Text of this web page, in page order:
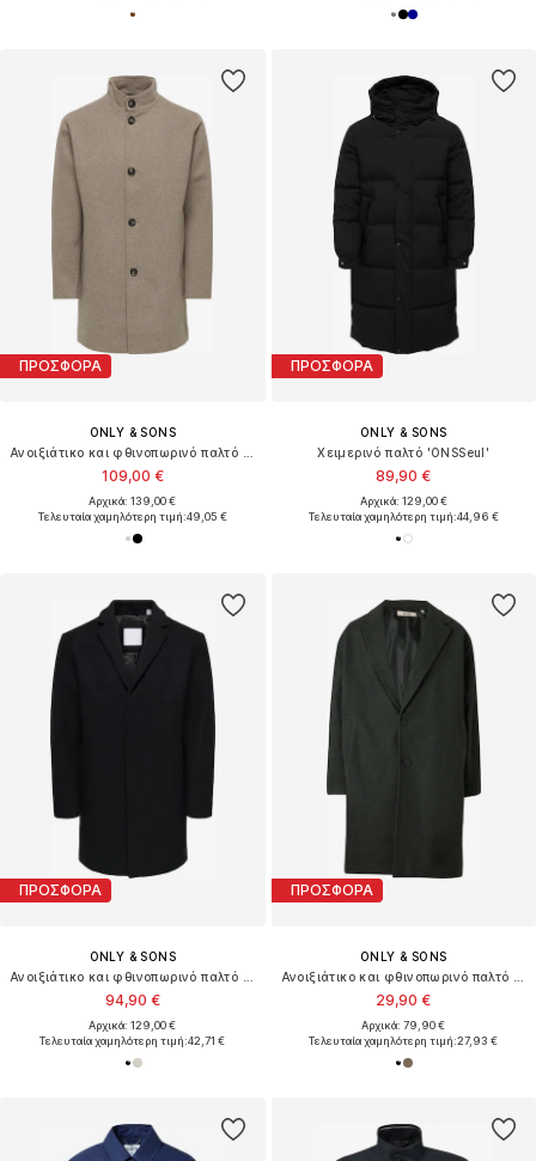
ΠΡΟΣΦΟΡΑ
ONLY & SONS
109,00 €
Αρχικά: 139,00 €
Τελευταία χαμηλότερη τιμή:49,05 €
ΠΡΟΣΦΟΡΑ
ONLY & SONS
Χειμερινό παλτό 'ONSSeul'
89,90 €
Αρχικά: 129,00 €
Τελευταία χαμηλότερη τιμή:44,96 €
ΠΡΟΣΦΟΡΑ
ONLY & SONS
94,90 €
Αρχικά: 129,00 €
Τελευταία χαμηλότερη τιμή:42,71 €
ΠΡΟΣΦΟΡΑ
ONLY & SONS
29,90 €
Αρχικά: 79,90 €
Τελευταία χαμηλότερη τιμή:27,93 €